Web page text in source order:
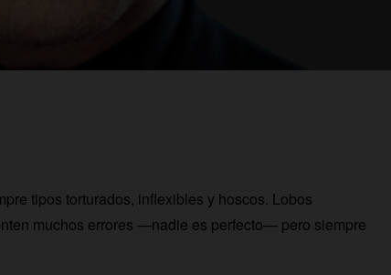
tipos torturados, inflexibles y hoscos. Lobos
muchos errores —nadie es perfecto— pero siempre